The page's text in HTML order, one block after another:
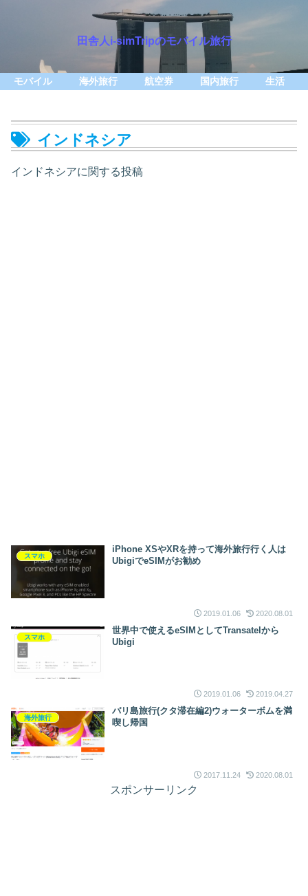
田舎人i-simTripのモバイル旅行
モバイル 海外旅行 航空券 国内旅行 生活
インドネシア
インドネシアに関する投稿
スマホ
iPhone XSやXRを持って海外旅行行く人は
UbigiでeSIMがお勧め
2019.01.06 2020.08.01
スマホ
世界中で使えるeSIMとしてTransatelから
Ubigi
2019.01.06 2019.04.27
海外旅行
バリ島旅行(クタ滞在編2)ウォーターボムを満
喫し帰国
2017.11.24 2020.08.01
スポンサーリンク